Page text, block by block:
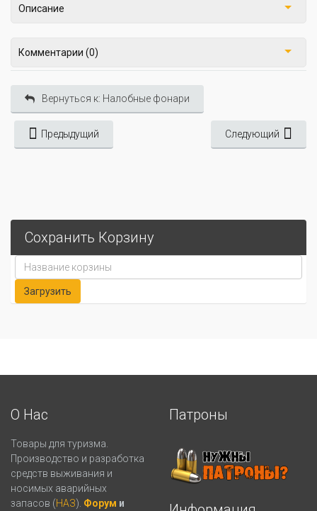
Описание
Комментарии (0)
Вернуться к: Налобные фонари
Предыдущий Следующий
Сохранить Корзину
О Нас
Товары для туризма.
Производство и разработка
средств выживания и
носимых аварийных
запасов (НАЗ). Форум и
Патроны